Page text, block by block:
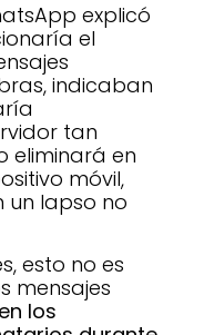
explicó
el
indicaban
tan
eliminará en
móvil,
un lapso no
esto no es
mensajes
los